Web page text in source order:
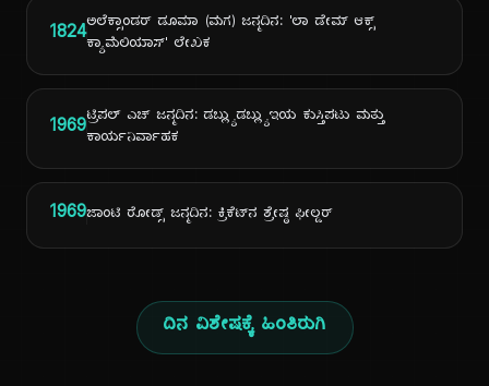
1824ಅಲೆಕ್ಸಾಂಡರ್ ಡೂಮಾ (ಮಗ) ಜನ್ಮದಿನ: 'ಲಾ ಡೇಮ್ ಆಕ್ಸ್
ಕ್ಯಾಮೆಲಿಯಾಸ್' ಲೇಖಕ
1969ಟ್ರಿಪಲ್ ಎಚ್ ಜನ್ಮದಿನ: ಡಬ್ಲ್ಯುಡಬ್ಲ್ಯುಇಯ ಕುಸ್ತಿಪಟು ಮತ್ತು
ಕಾರ್ಯನಿರ್ವಾಹಕ
1969ಜಾಂಟಿ ರೋಡ್ಸ್ ಜನ್ಮದಿನ: ಕ್ರಿಕೆಟ್‌ನ ಶ್ರೇಷ್ಠ ಫೀಲ್ಡರ್
ದಿನ ವಿಶೇಷಕ್ಕೆ ಹಿಂತಿರುಗಿ